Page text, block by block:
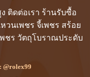
ติดต่อเรา ร้านรับซื้อ
วนเพชร จี้เพชร สร้อย
พชร วัตถุโบราณประดับ
:@rolex99